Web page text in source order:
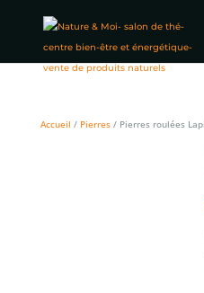
Accueil / Pierres/ Pierres roulées